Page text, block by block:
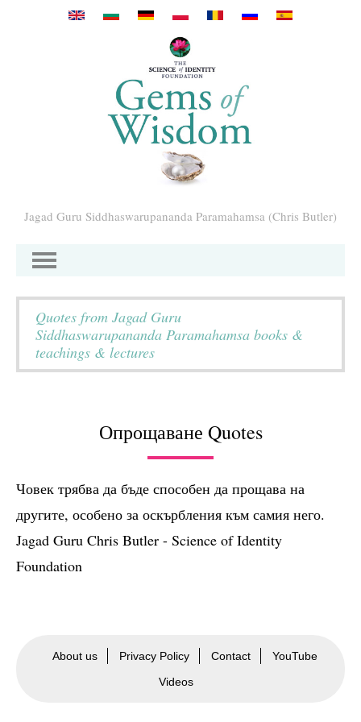
Премини към основното съдържание
Jagad Guru Siddhaswarupananda Paramahamsa (Chris Butler)
Quotes from Jagad Guru
Siddhaswarupananda Paramahamsa books &
teachings & lectures
Опрощаване Quotes
Човек трябва да бъде способен да прощава на
другите, особено за оскърбления към самия него.
Jagad Guru Chris Butler - Science of Identity
Foundation
About us Privacy Policy Contact
YouTube
Videos